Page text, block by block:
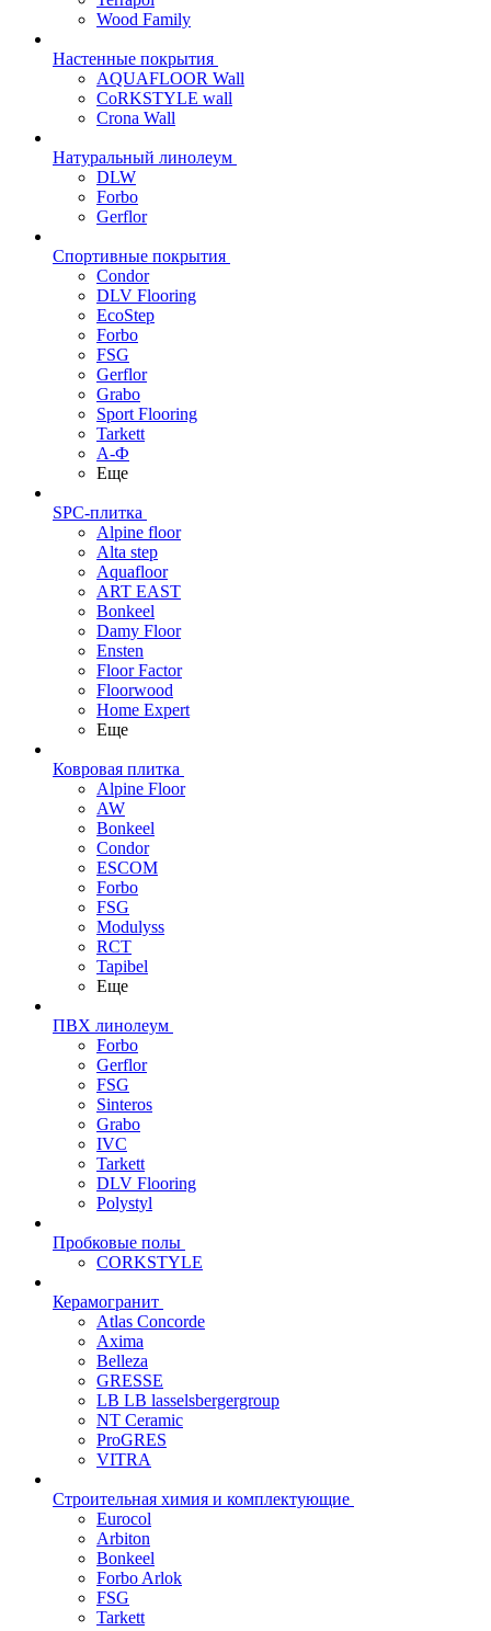
Wood Family
Настенные покрытия
AQUAFLOOR Wall
CoRKSTYLE wall
Crona Wall
Натуральный линолеум
DLW
Forbo
Gerflor
Спортивные покрытия
Condor
DLV Flooring
EcoStep
Forbo
FSG
Gerflor
Grabo
Sport Flooring
Tarkett
А-Ф
Еще
SPC-плитка
Alpine floor
Alta step
Aquafloor
ART EAST
Bonkeel
Damy Floor
Ensten
Floor Factor
Floorwood
Home Expert
Еще
Ковровая плитка
Alpine Floor
AW
Bonkeel
Condor
ESCOM
Forbo
FSG
Modulyss
RCT
Tapibel
Еще
ПВХ линолеум
Forbo
Gerflor
FSG
Sinteros
Grabo
IVC
Tarkett
DLV Flooring
Polystyl
Пробковые полы
CORKSTYLE
Керамогранит
Atlas Concorde
Axima
Belleza
GRESSE
LB LB lasselsbergergroup
NT Ceramic
ProGRES
VITRA
Строительная химия и комплектующие
Eurocol
Arbiton
Bonkeel
Forbo Arlok
FSG
Tarkett